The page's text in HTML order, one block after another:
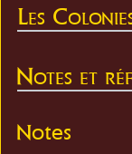
Les
Notes et
Notes